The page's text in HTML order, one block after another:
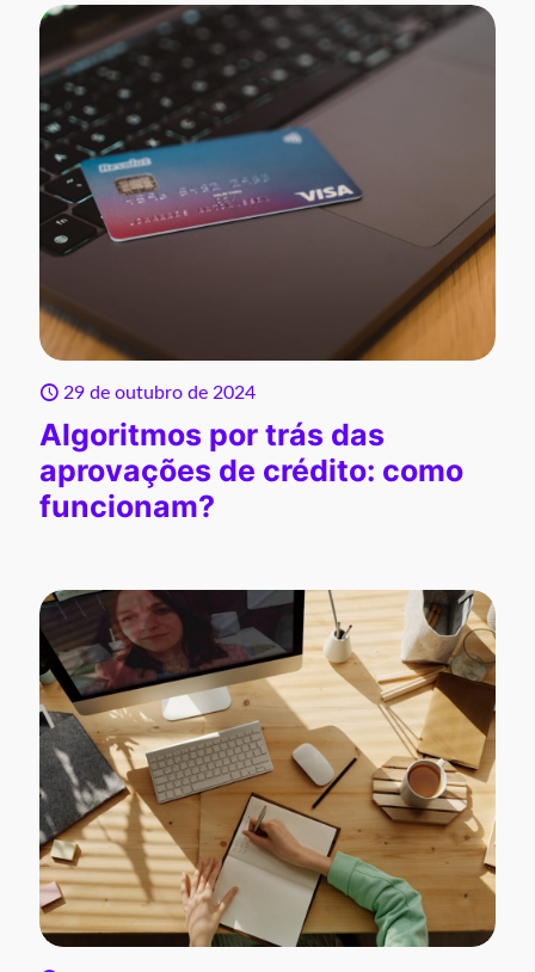
29 de outubro de 2024
Algoritmos por trás das
aprovações de crédito: como
funcionam?